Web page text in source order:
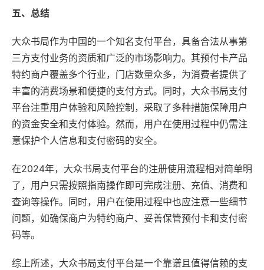
五、总结
大众书局作为中国的一个知名支付平台，具备合法从事第
三方支付业务的资质和广泛的市场影响力。其预付卡产品
特约商户覆盖多个行业，门店数量众多，为消费者提供了
丰富的消费场景和便捷的支付方式。同时，大众书局支付
平台注重用户体验和风险控制，采取了多种措施保障用户
的资金安全和支付体验。然而，用户在使用过程中仍需注
意保护个人信息和支付密码的安全。
在2024年，大众书局支付平台的注册使用流程相对简单明
了，用户只需按照指南操作即可完成注册、充值、消费和
查询等操作。同时，用户在使用过程中也应注意一些细节
问题，如确保商户为特约商户、妥善保管预付卡和支付密
码等。
综上所述，大众书局支付平台是一个靠谱且值得信赖的支